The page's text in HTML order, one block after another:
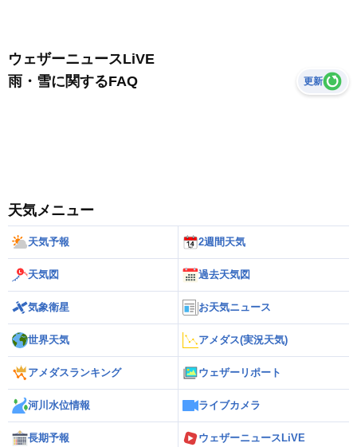
ウェザーニュースLiVE
雨・雪に関するFAQ
更新
天気メニュー
天気予報 2週間天気
天気図 過去天気図
気象衛星 お天気ニュース
世界天気 アメダス(実況天気)
アメダスランキング ウェザーリポート
河川水位情報 ライブカメラ
長期予報 ウェザーニュースLiVE